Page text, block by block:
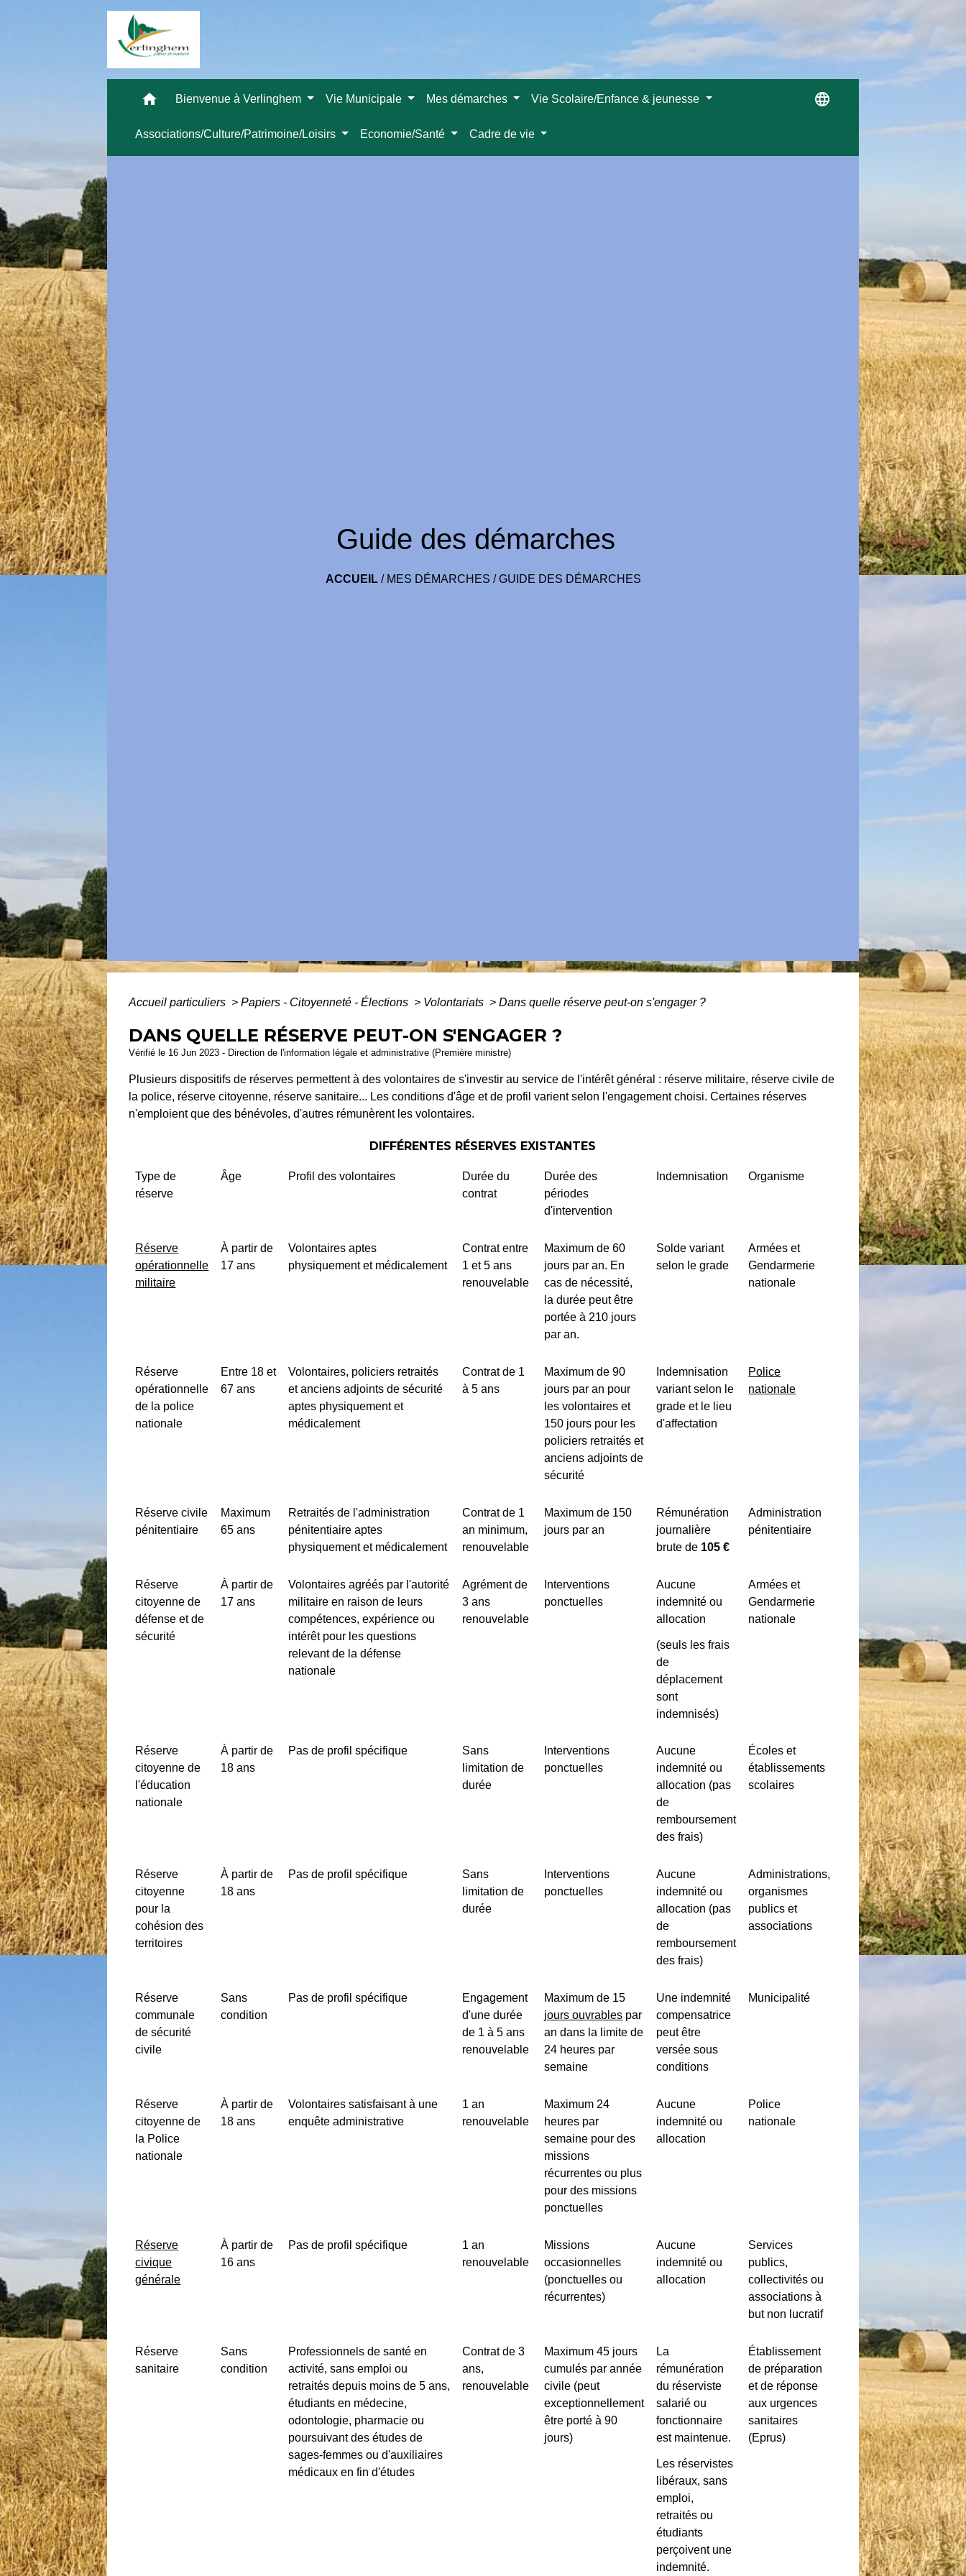
home Bienvenue à Verlinghem Vie Municipale Mes démarches Vie Scolaire/Enfance & jeunesse
Associations/Culture/Patrimoine/Loisirs Economie/Santé Cadre de vie
language
Guide des démarches
ACCUEIL/ MES DÉMARCHES /GUIDE DES DÉMARCHES
Accueil particuliers > Papiers - Citoyenneté - Élections > Volontariats > Dans quelle réserve peut-on s'engager ?
DANS QUELLE RÉSERVE PEUT-ON S'ENGAGER ?
Vérifié le 16 Jun 2023 - Direction de l'information légale et administrative (Première ministre)
Plusieurs dispositifs de réserves permettent à des volontaires de s'investir au service de l'intérêt général : réserve militaire, réserve civile de
la police, réserve citoyenne, réserve sanitaire... Les conditions d'âge et de profil varient selon l'engagement choisi. Certaines réserves
n'emploient que des bénévoles, d'autres rémunèrent les volontaires.
DIFFÉRENTES RÉSERVES EXISTANTES
Type de
réserve
Âge Profil des volontaires
Durée du
contrat
Durée des
périodes
d'intervention
Indemnisation Organisme
Réserve
opérationnelle
militaire
À partir de
17 ans
Volontaires aptes
physiquement et médicalement
Contrat entre
1 et 5 ans
renouvelable
Maximum de 60
jours par an. En
cas de nécessité,
la durée peut être
portée à 210 jours
par an.
Solde variant
selon le grade
Armées et
Gendarmerie
nationale
Réserve
opérationnelle
de la police
nationale
Entre 18 et
67 ans
Volontaires, policiers retraités
et anciens adjoints de sécurité
aptes physiquement et
médicalement
Contrat de 1
à 5 ans
Maximum de 90
jours par an pour
les volontaires et
150 jours pour les
policiers retraités et
anciens adjoints de
sécurité
Indemnisation
variant selon le
grade et le lieu
d'affectation
Police
nationale
Réserve civile
pénitentiaire
Maximum
65 ans
Retraités de l'administration
pénitentiaire aptes
physiquement et médicalement
Contrat de 1
an minimum,
renouvelable
Maximum de 150
jours par an
Rémunération
journalière
brute de 105 €
Administration
pénitentiaire
Réserve
citoyenne de
défense et de
sécurité
À partir de
17 ans
Volontaires agréés par l'autorité
militaire en raison de leurs
compétences, expérience ou
intérêt pour les questions
relevant de la défense
nationale
Agrément de
3 ans
renouvelable
Interventions
ponctuelles
Aucune
indemnité ou
allocation
(seuls les frais
de
déplacement
sont
indemnisés)
Armées et
Gendarmerie
nationale
Réserve
citoyenne de
l'éducation
nationale
À partir de
18 ans
Pas de profil spécifique
Sans
limitation de
durée
Interventions
ponctuelles
Aucune
indemnité ou
allocation (pas
de
remboursement
des frais)
Écoles et
établissements
scolaires
Réserve
citoyenne
pour la
cohésion des
territoires
À partir de
18 ans
Pas de profil spécifique
Sans
limitation de
durée
Interventions
ponctuelles
Aucune
indemnité ou
allocation (pas
de
remboursement
des frais)
Administrations,
organismes
publics et
associations
Réserve
communale
de sécurité
civile
Sans
condition
Pas de profil spécifique
Engagement
d'une durée
de 1 à 5 ans
renouvelable
Maximum de 15
jours ouvrables par
an dans la limite de
24 heures par
semaine
Une indemnité
compensatrice
peut être
versée sous
conditions
Municipalité
Réserve
citoyenne de
la Police
nationale
À partir de
18 ans
Volontaires satisfaisant à une
enquête administrative
1 an
renouvelable
Maximum 24
heures par
semaine pour des
missions
récurrentes ou plus
pour des missions
ponctuelles
Aucune
indemnité ou
allocation
Police
nationale
Réserve
civique
générale
À partir de
16 ans
Pas de profil spécifique
1 an
renouvelable
Missions
occasionnelles
(ponctuelles ou
récurrentes)
Aucune
indemnité ou
allocation
Services
publics,
collectivités ou
associations à
but non lucratif
Réserve
sanitaire
Sans
condition
Professionnels de santé en
activité, sans emploi ou
retraités depuis moins de 5 ans,
étudiants en médecine,
odontologie, pharmacie ou
poursuivant des études de
sages-femmes ou d'auxiliaires
médicaux en fin d'études
Contrat de 3
ans,
renouvelable
Maximum 45 jours
cumulés par année
civile (peut
exceptionnellement
être porté à 90
jours)
La
rémunération
du réserviste
salarié ou
fonctionnaire
est maintenue.
Les réservistes
libéraux, sans
emploi,
retraités ou
étudiants
perçoivent une
indemnité.
Établissement
de préparation
et de réponse
aux urgences
sanitaires
(Eprus)